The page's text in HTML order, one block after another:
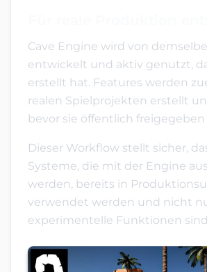
Cave Engine wird von
entwickelt und aktiv genutzt,
erstellt hat. Features werden
realen Spielprojekten erstellt
bevor sie öffentlich
Dieser Workflow stellt sicher,
Systeme, die mit der Engine
werden, bereits in
verwendet werden und nicht
experimentelle Funktionen